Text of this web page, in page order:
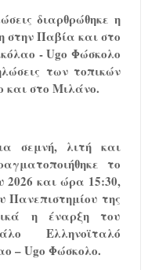
διαρθρώθηκε η
στην Παβία και στο
-UgoΦώσκολο
των τοπικών
και στο Μιλάνο.
σεμνή, λιτή και
το
και ώρα 15:30,
της
η έναρξη του
Ελληνοϊταλό
– Ugo Φώσκολο.